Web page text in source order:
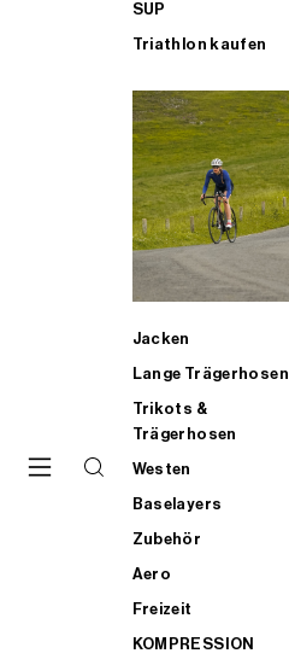
SUP
Triathlon kaufen
Jacken
Lange Trägerhosen
Trikots &
Trägerhosen
Westen
Baselayers
Zubehör
Aero
Freizeit
KOMPRESSION